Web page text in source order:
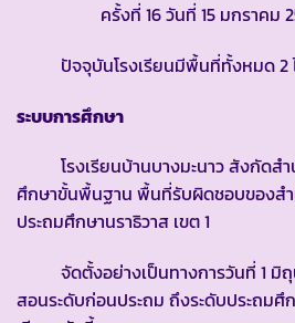
ครั้งที่ 16 วันที่ 15 มกราคม
ปัจจุบันโรงเรียนมีพื้นที่ทั้งหมด 2 ไร่
ระบบการศึกษา
โรงเรียนบ้านบางมะนาว สังกัดสำ
ศึกษาขั้นพื้นฐาน พื้นที่รับผิดชอบของส
ประถมศึกษานราธิวาส เขต 1
จัดตั้งอย่างเป็นทางการวันที่ 1 มิถุ
สอนระดับก่อนประถม ถึงระดับประถมศึ